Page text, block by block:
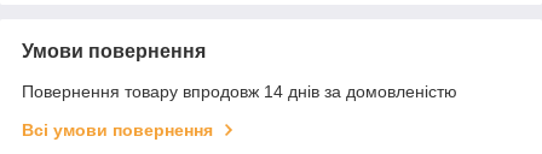
Умови повернення
Повернення товару впродовж 14 днів за домовленістю
Всі умови повернення